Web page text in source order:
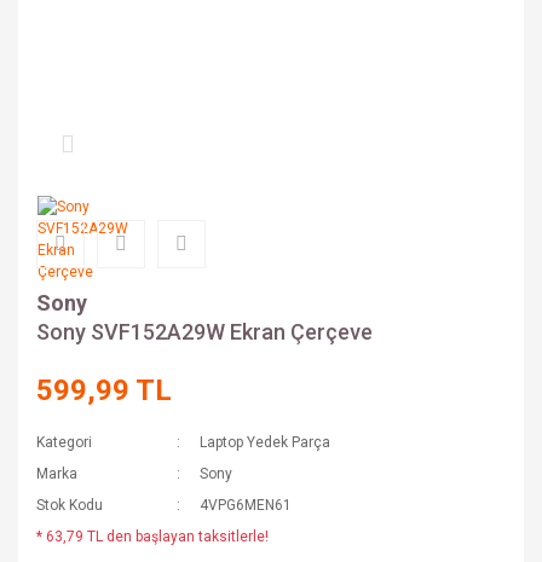
Sony
Sony SVF152A29W Ekran Çerçeve
599,99 TL
Kategori
Laptop Yedek Parça
Marka
Sony
Stok Kodu
4VPG6MEN61
* 63,79 TL den başlayan taksitlerle!